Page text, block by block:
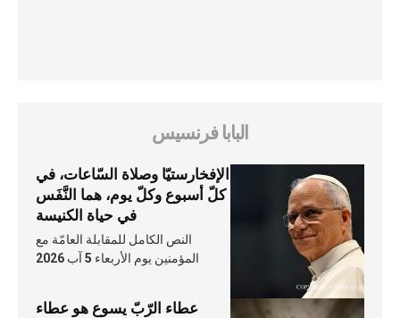
البابا فرنسيس
الإفخارستيّا وصلاة السّاعات، في
كلّ أسبوع وكلّ يوم، هما النَّفَس
في حياة الكنيسة
النص الكامل للمقابلة العامّة مع
المؤمنين يوم الأربعاء 5 آب 2026
عطاء الرّبّ يسوع هو عطاء